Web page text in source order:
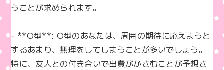
うことが求められます。
- **O型**: O型のあなたは、周囲の期待に応えようと
するあまり、無理をしてしまうことが多いでしょう。
特に、友人との付き合いで出費がかさむことが予想さ